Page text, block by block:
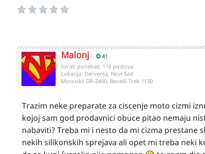
Malonj 41
Svrati ponekad, 116 postova
Lokacija: Derventa, Novi Sad
Motocikl: DR-Z400, Benelli Trek 1130
Trazim neke preparate za ciscenje moto cizmi
kojoj sam god prodavnici obuce pitao nemaju
nabaviti? Treba mi i nesto da mi cizma prestane
nekih silikonskih sprejava ali opet mi treba neki